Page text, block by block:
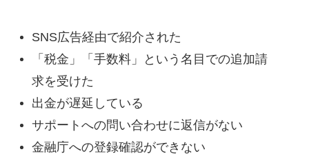
SNS広告経由で紹介された
「税金」「手数料」という名目での追加請
求を受けた
出金が遅延している
サポートへの問い合わせに返信がない
金融庁への登録確認ができない